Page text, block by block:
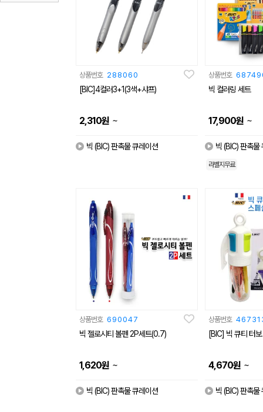
상품번호 288060
[BIC]4컬러3+1(3색+샤프)
2,310원 ~
빅 (BIC) 판촉물 큐레이션
상품번호
빅 컬러링 세트
17,900원 ~
빅 (BIC) 판촉물
라벨지무료
상품번호 690047
빅 젤로시티 볼펜 2P세트(0.7)
1,620원 ~
빅 (BIC) 판촉물 큐레이션
상품번호
[BIC] 빅 큐티 터
4,670원 ~
빅 (BIC) 판촉물